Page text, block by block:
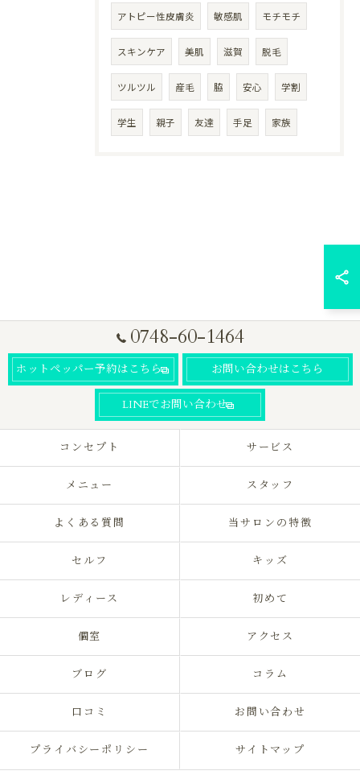
アトピー性皮膚炎 敏感肌 モチモチ
スキンケア 美肌 滋賀 脱毛
ツルツル 産毛 脇 安心 学割
学生 親子 友達 手足 家族
0748-60-1464
ホットペッパー予約はこちら お問い合わせはこちら
LINEでお問い合わせ
コンセプト サービス
メニュー スタッフ
よくある質問 当サロンの特徴
セルフ キッズ
レディース 初めて
個室 アクセス
ブログ コラム
口コミ お問い合わせ
プライバシーポリシー サイトマップ